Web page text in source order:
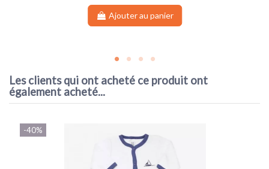
Ajouter au panier
Les clients qui ont acheté ce produit ont
également acheté...
-40%